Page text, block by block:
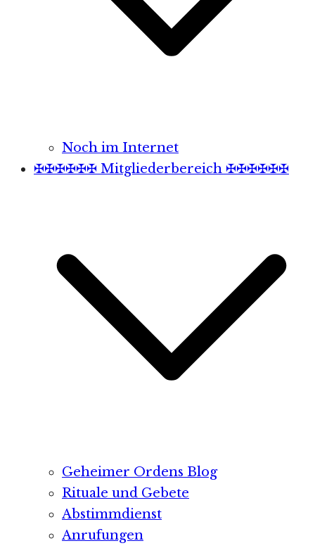
Noch im Internet
✠✠✠✠✠✠ Mitgliederbereich ✠✠✠✠✠✠
Geheimer Ordens Blog
Rituale und Gebete
Abstimmdienst
Anrufungen